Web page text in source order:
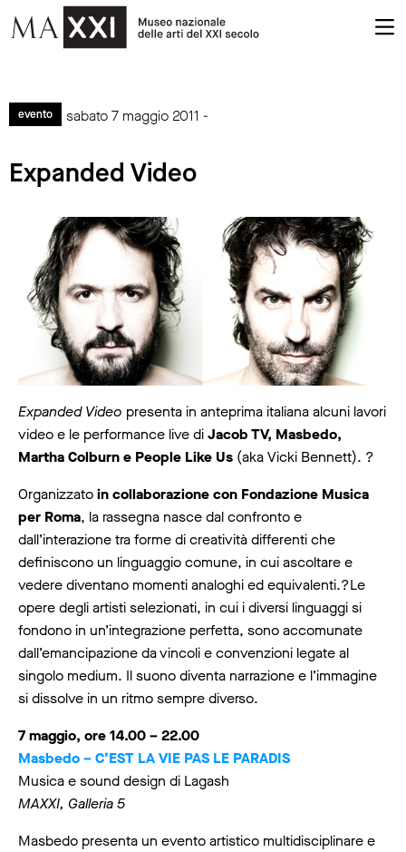
evento sabato 7 maggio 2011 -
Expanded Video
Expanded Video presenta in anteprima italiana alcuni lavori
video e le performance live diJacob TV, Masbedo,
Martha Colburn e People Like Us (aka Vicki Bennett). ?
Organizzatoin collaborazione con Fondazione Musica
per Roma, la rassegna nasce dal confronto e
dall’interazione tra forme di creatività differenti che
definiscono un linguaggio comune, in cui ascoltare e
vedere diventano momenti analoghi ed equivalenti.?Le
opere degli artisti selezionati, in cui i diversi linguaggi si
fondono in un’integrazione perfetta, sono accomunate
dall’emancipazione da vincoli e convenzioni legate al
singolo medium. Il suono diventa narrazione e l’immagine
si dissolve in un ritmo sempre diverso.
7 maggio, ore 14.00 – 22.00
Masbedo – C’EST LA VIE PAS LE PARADIS
Musica e sound design di Lagash
MAXXI, Galleria 5
Masbedo presenta un evento artistico multidisciplinare e